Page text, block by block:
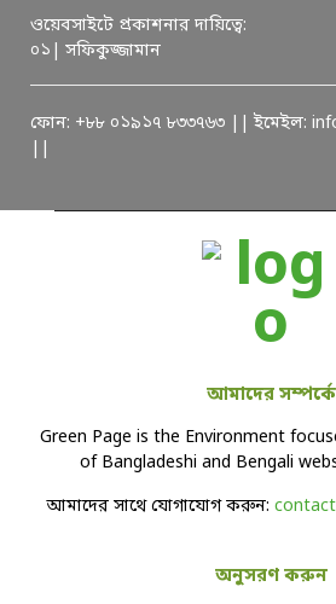
ওয়েবসাইটে প্রকাশনার দায়িত্বে:
০১| সফিকুজ্জামান
ফোন: +৮৮ ০১৯১৭ ৮৩৩৭৬৩ || ইমেইল:
আমাদের সম্পর্কে
Green Page is the Environment
of Bangladeshi and Bengali
আমাদের সাথে যোগাযোগ করুন:
অনুসরণ করুন